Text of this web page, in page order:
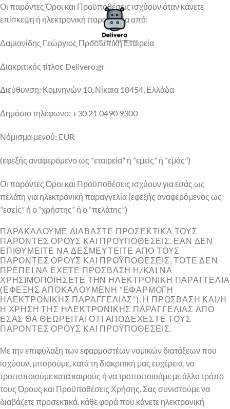
Skip
to
Οι παρόντες Όροι και Προϋποθέσεις ισχύουν όταν κάνετε
επίσκεψη ή ηλεκτρονική παραγγελία από:
Δαμιανίδης Γεώργιος Προσωπική Εταιρεία
Διακριτικός τίτλος Delivero.gr
Διεύθυνση: Κομνηνών 10, Νίκαια 18454, Ελλάδα
Δημόσιο τηλέφωνο: +30 21 0490 9300
Νόμισμα μενού: EUR
(εφεξής αναφερόμενο ως “εταιρεία” ή “εμείς” ή “εμάς”)
Οι παρόντες Όροι και Προϋποθέσεις ισχύουν για εσάς ως
πελάτη για ηλεκτρονική παραγγελία (εφεξής αναφερόμενος ως
“εσείς” ή ο “χρήστης” ή ο “πελάτης”)
ΠΑΡΑΚΑΛΟΥΜΕ ΔΙΑΒΑΣΤΕ ΠΡΟΣΕΚΤΙΚΑ ΤΟΥΣ
ΠΑΡΟΝΤΕΣ ΟΡΟΥΣ ΚΑΙ ΠΡΟΫΠΟΘΕΣΕΙΣ. ΕΑΝ ΔΕΝ
ΕΠΙΘΥΜΕΙΤΕ ΝΑ ΔΕΣΜΕΥΤΕΙΤΕ ΑΠΟ ΤΟΥΣ
ΠΑΡΟΝΤΕΣ ΟΡΟΥΣ ΚΑΙ ΠΡΟΫΠΟΘΕΣΕΙΣ, ΤΟΤΕ ΔΕΝ
ΠΡΕΠΕΙ ΝΑ ΕΧΕΤΕ ΠΡΟΣΒΑΣΗ Η/ΚΑΙ ΝΑ
ΧΡΗΣΙΜΟΠΟΙΗΣΕΤΕ ΤΗΝ ΗΛΕΚΤΡΟΝΙΚΗ ΠΑΡΑΓΓΕΛΙΑ
(ΕΦΕΞΗΣ ΑΠΟΚΑΛΟΥΜΕΝΗ “ΕΦΑΡΜΟΓΗ
ΗΛΕΚΤΡΟΝΙΚΗΣ ΠΑΡΑΓΓΕΛΙΑΣ”). Η ΠΡΟΣΒΑΣΗ ΚΑΙ/Η
Η ΧΡΗΣΗ ΤΗΣ ΗΛΕΚΤΡΟΝΙΚΗΣ ΠΑΡΑΓΓΕΛΙΑΣ ΑΠΟ
ΕΣΑΣ ΘΑ ΘΕΩΡΕΙΤΑΙ ΟΤΙ ΑΠΟΔΕΧΕΣΤΕ ΤΟΥΣ
ΠΑΡΟΝΤΕΣ ΟΡΟΥΣ ΚΑΙ ΠΡΟΫΠΟΘΕΣΕΙΣ.
Με την επιφύλαξη των εφαρμοστέων νομικών διατάξεων που
ισχύουν, μπορούμε, κατά τη διακριτική μας ευχέρεια, να
τροποποιούμε κατά καιρούς ή να τροποποιούμε με άλλο τρόπο
τους Όρους και Προϋποθέσεις Χρήσης. Σας συνιστούμε να
διαβάζετε προσεκτικά, κάθε φορά που κάνετε ηλεκτρονική